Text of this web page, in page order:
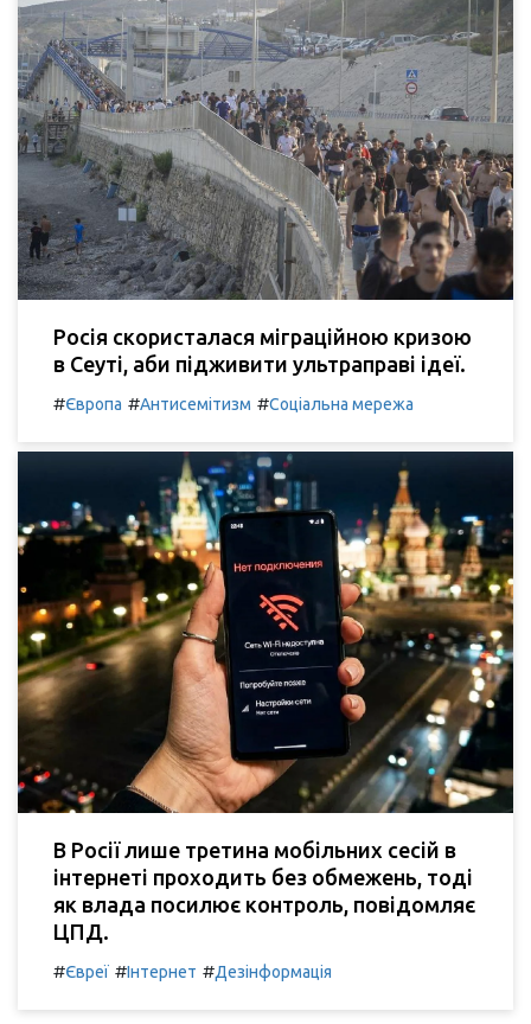
Росія скористалася міграційною кризою
в Сеуті, аби підживити ультраправі ідеї.
#Європа #Антисемітизм #Соціальна мережа
В Росії лише третина мобільних сесій в
інтернеті проходить без обмежень, тоді
як влада посилює контроль, повідомляє
ЦПД.
#Євреї #Інтернет #Дезінформація